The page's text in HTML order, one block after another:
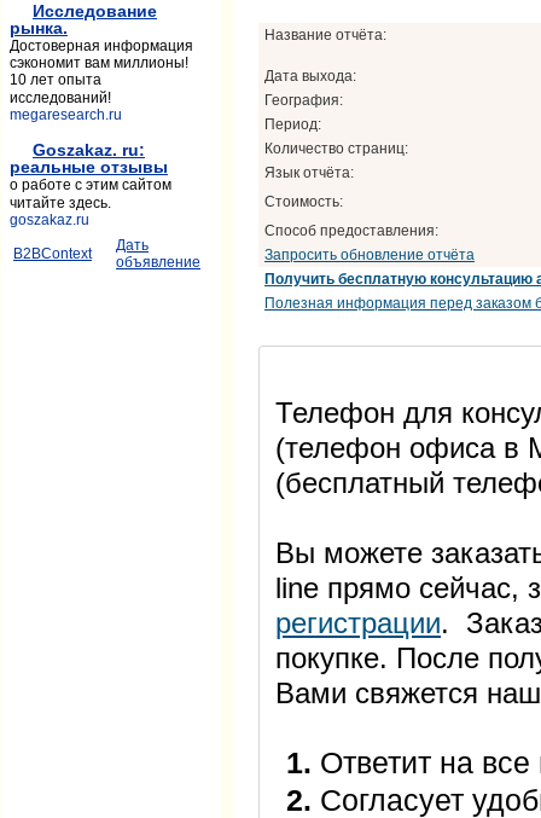
Название отчёта:
Дата выхода:
География:
Период:
Количество страниц:
Язык отчёта:
Стоимость:
Способ предоставления:
Запросить обновление отчёта
Получить бесплатную консультацию
Полезная информация перед заказом
Телефон для
(телефон офиса в
(бесплатный
Вы можете
line прямо
регистрации.
покупке. После
Вами свяжется
1. Ответит на
2. Согласует
Исследование
рынка.
Достоверная информация
сэкономит вам миллионы!
10 лет опыта
исследований!
megaresearch.ru
Goszakaz. ru:
реальные отзывы
о работе с этим сайтом
читайте здесь.
goszakaz.ru
B2BContext
Дать
объявление